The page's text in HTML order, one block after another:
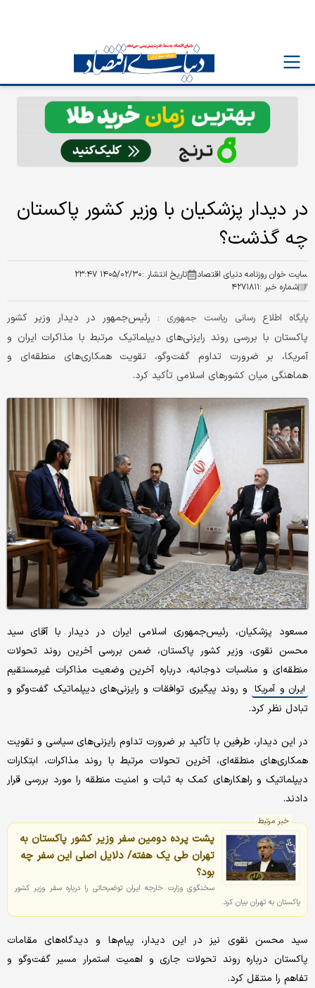
در دیدار پزشکیان با وزیر کشور پاکستان
چه گذشت؟
سایت خوان روزنامه دنیای اقتصاد تاریخ انتشار :۱۴۰۵/۰۲/۳۰ ۲۳:۴۷
شماره خبر :۴۲۷۱۸۱۱
پایگاه اطلاع رسانی ریاست جمهوری : رئیس‌جمهور در دیدار وزیر کشور
پاکستان با بررسی روند رایزنی‌های دیپلماتیک مرتبط با مذاکرات ایران و
آمریکا، بر ضرورت تداوم گفت‌وگو، تقویت همکاری‌های منطقه‌ای و
هماهنگی میان کشورهای اسلامی تأکید کرد.
مسعود پزشکیان، رئیس‌جمهوری اسلامی ایران در دیدار با آقای سید
محسن نقوی، وزیر کشور پاکستان، ضمن بررسی آخرین روند تحولات
منطقه‌ای و مناسبات دوجانبه، درباره آخرین وضعیت مذاکرات غیرمستقیم
ایران و آمریکا و روند پیگیری توافقات و رایزنی‌های دیپلماتیک گفت‌وگو و
تبادل نظر کرد.
در این دیدار، طرفین با تأکید بر ضرورت تداوم رایزنی‌های سیاسی و تقویت
همکاری‌های منطقه‌ای، آخرین تحولات مرتبط با روند مذاکرات، ابتکارات
دیپلماتیک و راهکارهای کمک به ثبات و امنیت منطقه را مورد بررسی قرار
دادند.
خبر مرتبط
پشت پرده دومین سفر وزیر کشور پاکستان به
تهران طی یک هفته/ دلایل اصلی این سفر چه
بود؟
سخنگوی وزارت خارجه ایران توضیحاتی را درباره سفر وزیر کشور
پاکستان به تهران بیان کرد.
سید محسن نقوی نیز در این دیدار، پیام‌ها و دیدگاه‌های مقامات
پاکستان درباره روند تحولات جاری و اهمیت استمرار مسیر گفت‌وگو و
تفاهم را منتقل کرد.